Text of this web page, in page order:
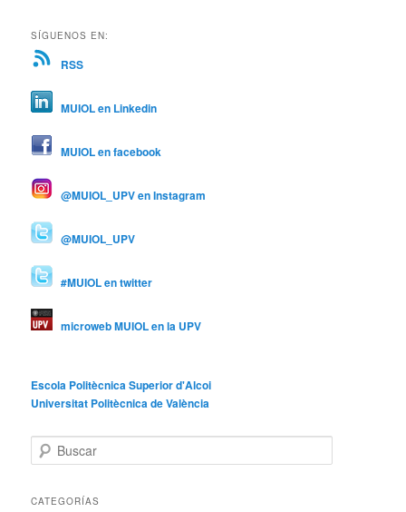
SÍGUENOS EN:
RSS
MUIOL en Linkedin
MUIOL en facebook
@MUIOL_UPV en Instagram
@MUIOL_UPV
#MUIOL en twitter
microweb MUIOL en la UPV
Escola Politècnica Superior d'Alcoi
Universitat Politècnica de València
u
c
CATEGORÍAS